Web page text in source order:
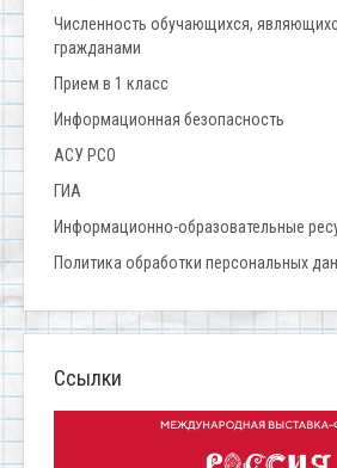
Численность обучающихся,
гражданами
Прием в 1 класс
Информационная безопасность
АСУ РСО
ГИА
Информационно-образовательные
Политика обработки персональных
Ссылки